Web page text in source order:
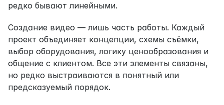
редко бывают линейными.
Создание видео — лишь часть работы. Каждый
проект объединяет концепции, схемы съёмки,
выбор оборудования, логику ценообразования и
общение с клиентом. Все эти элементы связаны,
но редко выстраиваются в понятный или
предсказуемый порядок.